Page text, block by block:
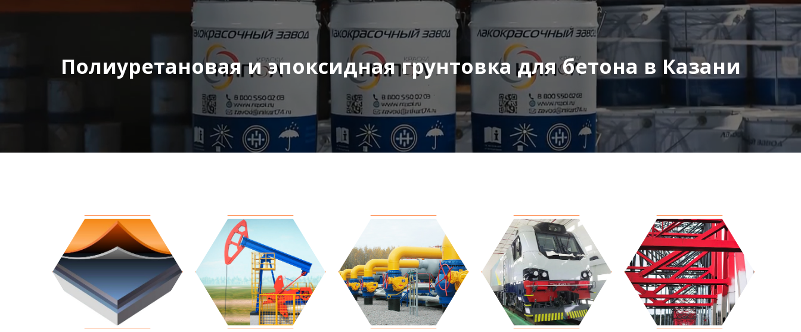
Полиуретановая и эпоксидная грунтовка для бетона в Казани